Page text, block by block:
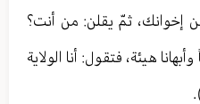
إخوانك، ثمّ يقلن: من أنت؟
هيئة، فتقول: أنا الولاية